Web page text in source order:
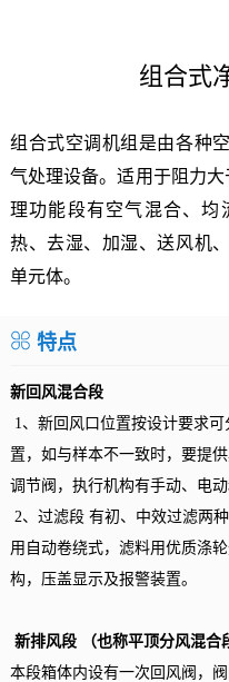
组合式
组合式空调机组是由各种
气处理设备。适用于阻力大
理功能段有空气混合、均
热、去湿、加湿、送风机
单元体。
特点
新回风混合段
1、新回风口位置按设计要求
置，如与样本不一致时，要提
调节阀，执行机构有手动、电
2、过滤段 有初、中效过滤两
用自动卷绕式，滤料用优质涤
构，压盖显示及报警装置。
新排风段 （也称平顶分风混合
本段箱体内设有一次回风阀，